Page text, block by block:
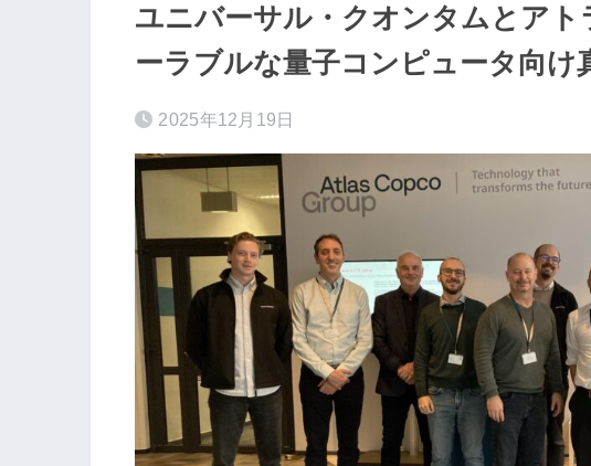
ユニバーサル・クオンタムとア
ーラブルな量子コンピュータ向け
2025年12月19日